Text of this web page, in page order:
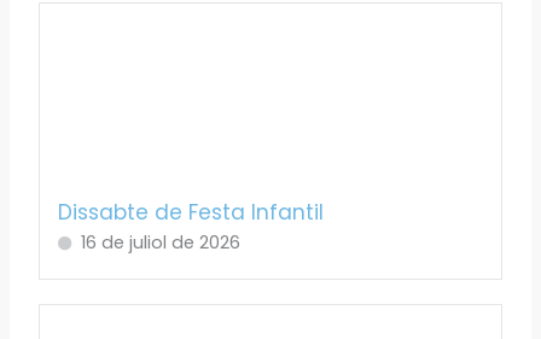
Dissabte de Festa Infantil
16 de juliol de 2026